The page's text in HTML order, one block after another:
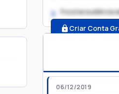
2. Possível audiência
Criar Conta
06/12/2019